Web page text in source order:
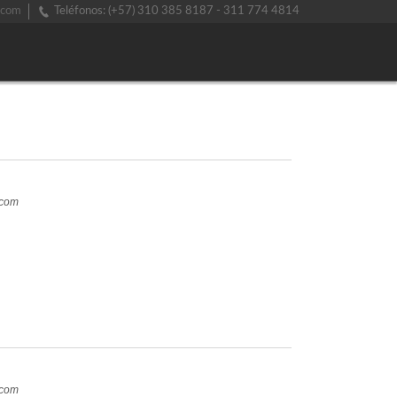
Teléfonos: (+57) 310 385 8187 - 311 774 4814